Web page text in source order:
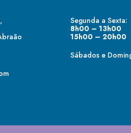
Segunda a Sexta:
8h00 – 13h00
15h00 – 20h00
Sábados e